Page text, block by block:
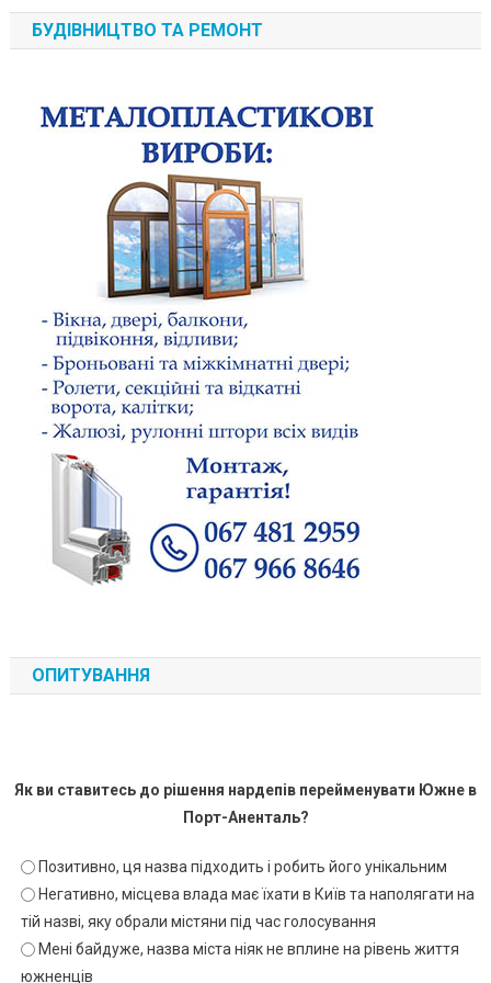
БУДІВНИЦТВО ТА РЕМОНТ
ОПИТУВАННЯ
Як ви ставитесь до рішення нардепів перейменувати Южне в
Порт-Аненталь?
Позитивно, ця назва підходить і робить його унікальним
Негативно, місцева влада має їхати в Київ та наполягати на
тій назві, яку обрали містяни під час голосування
Мені байдуже, назва міста ніяк не вплине на рівень життя
южненців